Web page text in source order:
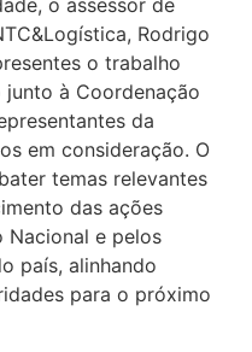
o assessor de
Rodrigo
o trabalho
à Coordenação
da
em consideração. O
temas relevantes
das ações
Nacional e pelos
país, alinhando
para o próximo